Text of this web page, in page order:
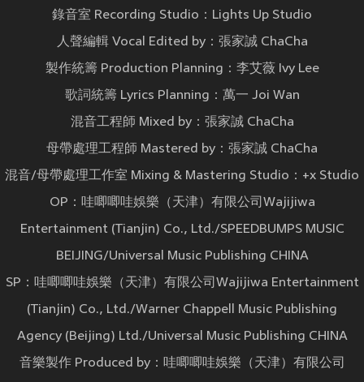
錄音室 Recording Studio：Lights Up Studio
人聲編輯 Vocal Edited by：張家誠 ChaCha
製作統籌 Production Planning：李艾薇 Ivy Lee
歌詞統籌 Lyrics Planning：萬一 Joi Wan
混音工程師 Mixed by：張家誠 ChaCha
母帶處理工程師 Mastered by：張家誠 ChaCha
混音/母帶處理工作室 Mixing & Mastering Studio：+x Studio
OP：哇唧唧哇娛樂（天津）有限公司Wajijiwa
Entertainment (Tianjin) Co., Ltd./SPEEDBUMPS MUSIC
BEIJING/Universal Music Publishing CHINA
SP：哇唧唧哇娛樂（天津）有限公司Wajijiwa Entertainment
(Tianjin) Co., Ltd./Warner Chappell Music Publishing
Agency (Beijing) Ltd./Universal Music Publishing CHINA
音樂製作 Produced by：哇唧唧哇娛樂（天津）有限公司